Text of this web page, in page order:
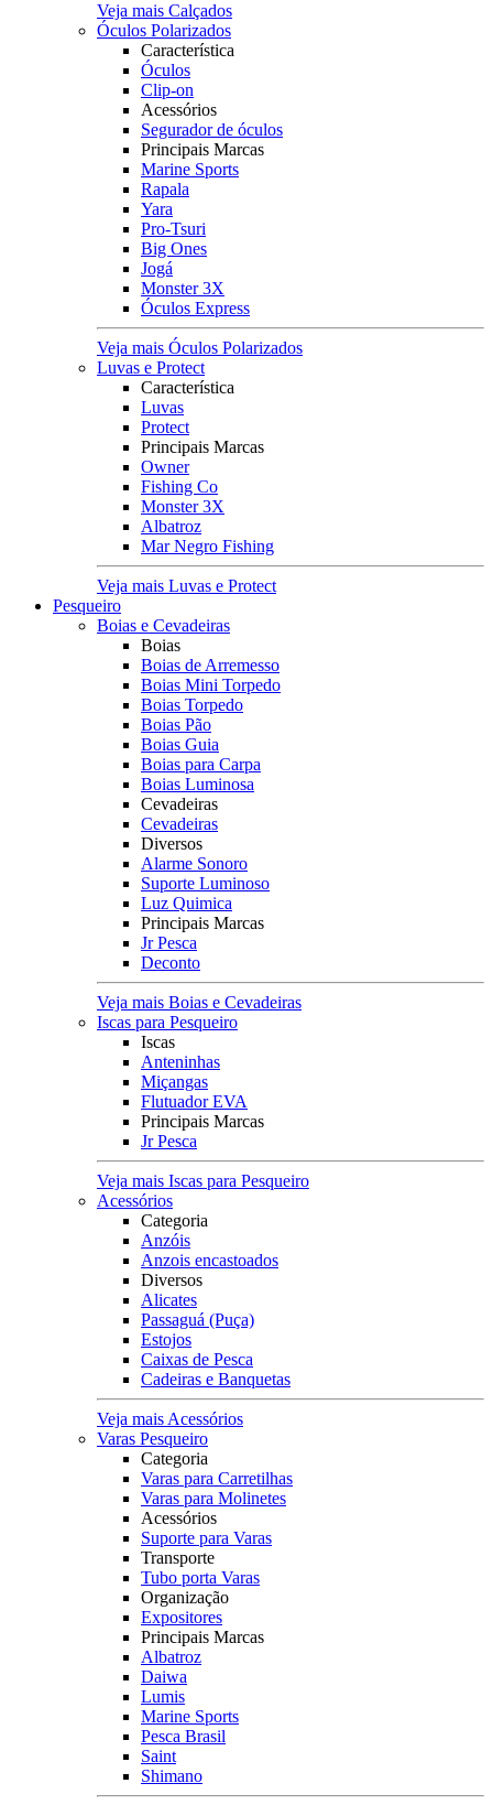
Veja mais Calçados
Óculos Polarizados
Característica
Óculos
Clip-on
Acessórios
Segurador de óculos
Principais Marcas
Marine Sports
Rapala
Yara
Pro-Tsuri
Big Ones
Jogá
Monster 3X
Óculos Express
Veja mais Óculos Polarizados
Luvas e Protect
Característica
Luvas
Protect
Principais Marcas
Owner
Fishing Co
Monster 3X
Albatroz
Mar Negro Fishing
Veja mais Luvas e Protect
Pesqueiro
Boias e Cevadeiras
Boias
Boias de Arremesso
Boias Mini Torpedo
Boias Torpedo
Boias Pão
Boias Guia
Boias para Carpa
Boias Luminosa
Cevadeiras
Cevadeiras
Diversos
Alarme Sonoro
Suporte Luminoso
Luz Quimica
Principais Marcas
Jr Pesca
Deconto
Veja mais Boias e Cevadeiras
Iscas para Pesqueiro
Iscas
Anteninhas
Miçangas
Flutuador EVA
Principais Marcas
Jr Pesca
Veja mais Iscas para Pesqueiro
Acessórios
Categoria
Anzóis
Anzois encastoados
Diversos
Alicates
Passaguá (Puça)
Estojos
Caixas de Pesca
Cadeiras e Banquetas
Veja mais Acessórios
Varas Pesqueiro
Categoria
Varas para Carretilhas
Varas para Molinetes
Acessórios
Suporte para Varas
Transporte
Tubo porta Varas
Organização
Expositores
Principais Marcas
Albatroz
Daiwa
Lumis
Marine Sports
Pesca Brasil
Saint
Shimano